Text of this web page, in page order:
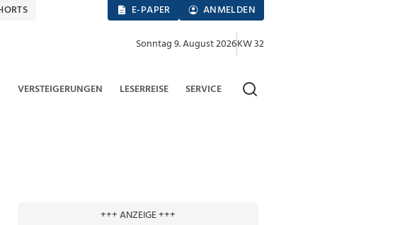
E-PAPER ANMELDEN
Sonntag 9. August 2026KW 32
VERSTEIGERUNGEN LESERREISE SERVICE
+++ ANZEIGE +++